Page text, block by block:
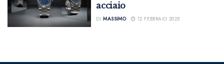
acciaio
DI MASSIMO 12 FEBBRAIO 2025